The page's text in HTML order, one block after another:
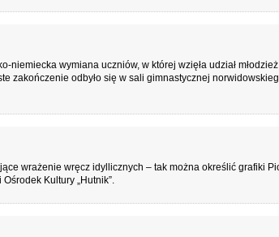
wymiana uczniów, w której wzięła udział młodzież
zakończenie odbyło się w sali gimnastycznej
wrażenie wręcz idyllicznych – tak można określić grafiki
Kultury „Hutnik”.